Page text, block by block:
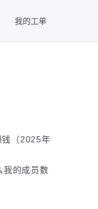
我的工单
钱（2025年
我的成员数